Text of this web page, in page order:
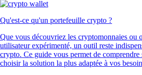
Qu'est-ce qu'un portefeuille crypto ?
Que vous découvriez les cryptomonnaies ou
utilisateur expérimenté, un outil reste
crypto. Ce guide vous permet de
choisir la solution la plus adaptée à vos